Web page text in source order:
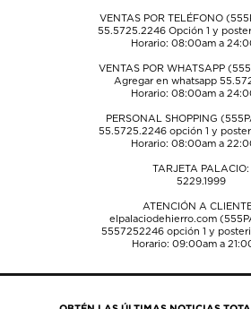
VENTAS POR TELÉFONO
55.5725.2246Opción 1 y
Horario: 08:00am a
VENTAS POR WHATSAPP
Agregar en whatsapp
Horario: 08:00am a
PERSONAL SHOPPING
55.5725.2246opción 1 y
Horario: 08:00am a
TARJETA PALACIO:
5229.1999
ATENCIÓN A
elpalaciodehierro.com
5557252246opción 1 y
Horario: 09:00am a